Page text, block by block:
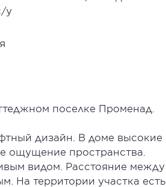
у
поселке Променад.
дизайн. В доме высокие
ощущение пространства.
видом. Расстояние между
На территории участка есть